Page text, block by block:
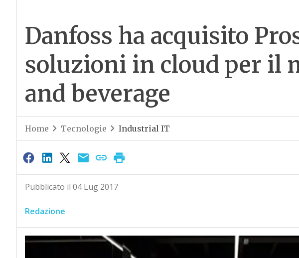
Danfoss ha acquisito
soluzioni in cloud per il
and beverage
Home Tecnologie Industrial IT
Pubblicato il 04 Lug 2017
Redazione